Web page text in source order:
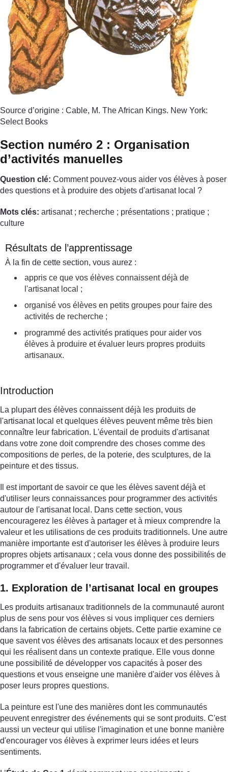
Source d’origine : Cable, M. The African Kings. New York:
Select Books
Section numéro 2 : Organisation
d’activités manuelles
Question clé: Comment pouvez-vous aider vos élèves à poser
des questions et à produire des objets d'artisanat local ?
Mots clés: artisanat ; recherche ; présentations ; pratique ;
culture
Résultats de l’apprentissage
À la fin de cette section, vous aurez :
appris ce que vos élèves connaissent déjà de
l'artisanat local ;
organisé vos élèves en petits groupes pour faire des
activités de recherche ;
programmé des activités pratiques pour aider vos
élèves à produire et évaluer leurs propres produits
artisanaux.
Introduction
La plupart des élèves connaissent déjà les produits de
l'artisanat local et quelques élèves peuvent même très bien
connaître leur fabrication. L'éventail de produits d'artisanat
dans votre zone doit comprendre des choses comme des
compositions de perles, de la poterie, des sculptures, de la
peinture et des tissus.
Il est important de savoir ce que les élèves savent déjà et
d'utiliser leurs connaissances pour programmer des activités
autour de l'artisanat local. Dans cette section, vous
encouragerez les élèves à partager et à mieux comprendre la
valeur et les utilisations de ces produits traditionnels. Une autre
manière importante est d'autoriser les élèves à produire leurs
propres objets artisanaux ; cela vous donne des possibilités de
programmer et d'évaluer leur travail.
1. Exploration de l’artisanat local en groupes
Les produits artisanaux traditionnels de la communauté auront
plus de sens pour vos élèves si vous impliquer ces derniers
dans la fabrication de certains objets. Cette partie examine ce
que savent vos élèves des artisanats locaux et des personnes
qui les réalisent dans un contexte pratique. Elle vous donne
une possibilité de développer vos capacités à poser des
questions et vous enseigne une manière d'aider vos élèves à
poser leurs propres questions.
La peinture est l'une des manières dont les communautés
peuvent enregistrer des événements qui se sont produits. C'est
aussi un vecteur qui utilise l'imagination et une bonne manière
d'encourager vos élèves à exprimer leurs idées et leurs
sentiments.